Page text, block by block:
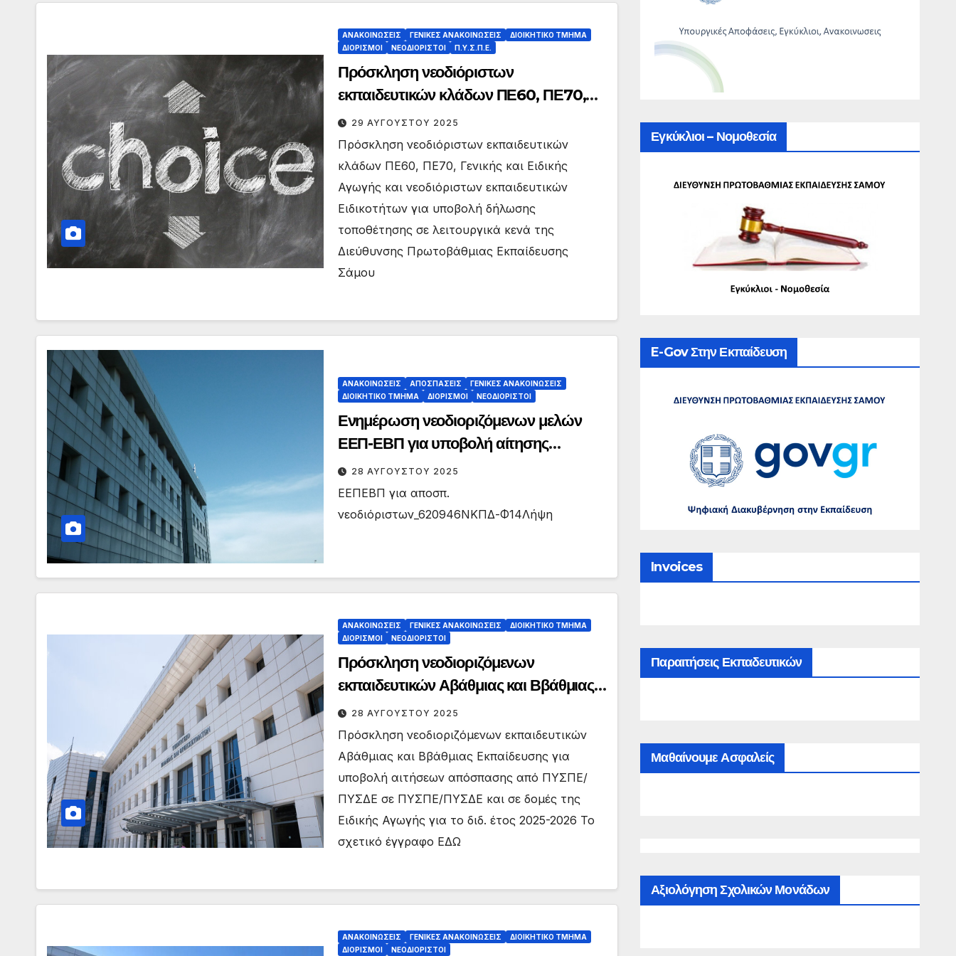
ΑΝΑΚΟΙΝΏΣΕΙΣ ΓΕΝΙΚΈΣ ΑΝΑΚΟΙΝΏΣΕΙΣ
ΔΙΟΙΚΗΤΙΚΌ ΤΜΉΜΑ
ΔΙΟΡΙΣΜΟΊ
ΝΕΟΔΙΌΡΙΣΤΟΙ Π.Υ.Σ.Π.Ε.
Πρόσκληση νεοδιόριστων
εκπαιδευτικών κλάδων ΠΕ60, ΠΕ70,
Γενικής και Ειδικής Αγωγής και
νεοδιόριστων εκπαιδευτικών
Ειδικοτήτων για υποβολή δήλωσης
τοποθέτησης σε λειτουργικά κενά της
Διεύθυνσης Πρωτοβάθμιας
Εκπαίδευσης Σάμου (Ανακοινοποίηση)
29 ΑΥΓΟΎΣΤΟΥ 2025
Πρόσκληση νεοδιόριστων εκπαιδευτικών
κλάδων ΠΕ60, ΠΕ70, Γενικής και Ειδικής
Αγωγής και νεοδιόριστων εκπαιδευτικών
Ειδικοτήτων για υποβολή δήλωσης
τοποθέτησης σε λειτουργικά κενά της
Διεύθυνσης Πρωτοβάθμιας Εκπαίδευσης
Σάμου
ΑΝΑΚΟΙΝΏΣΕΙΣ ΑΠΟΣΠΆΣΕΙΣ
ΓΕΝΙΚΈΣ ΑΝΑΚΟΙΝΏΣΕΙΣ
ΔΙΟΙΚΗΤΙΚΌ ΤΜΉΜΑ
ΔΙΟΡΙΣΜΟΊ ΝΕΟΔΙΌΡΙΣΤΟΙ
Ενημέρωση νεοδιοριζόμενων μελών
ΕΕΠ-ΕΒΠ για υποβολή αίτησης
απόσπασης για το διδακτικό έτος 2025-
2026
28 ΑΥΓΟΎΣΤΟΥ 2025
ΕΕΠΕΒΠ για αποσπ.
νεοδιόριστων_620946ΝΚΠΔ-Φ14Λήψη
ΑΝΑΚΟΙΝΏΣΕΙΣ ΓΕΝΙΚΈΣ ΑΝΑΚΟΙΝΏΣΕΙΣ
ΔΙΟΙΚΗΤΙΚΌ ΤΜΉΜΑ
ΔΙΟΡΙΣΜΟΊ
ΝΕΟΔΙΌΡΙΣΤΟΙ
Πρόσκληση νεοδιοριζόμενων
εκπαιδευτικών Αβάθμιας και Ββάθμιας
Εκπαίδευσης για υποβολή αιτήσεων
απόσπασης από ΠΥΣΠΕ/ΠΥΣΔΕ σε
ΠΥΣΠΕ/ΠΥΣΔΕ και σε δομές της Ειδικής
Αγωγής για το διδ. έτος 2025-2026
28 ΑΥΓΟΎΣΤΟΥ 2025
Πρόσκληση νεοδιοριζόμενων εκπαιδευτικών
Αβάθμιας και Ββάθμιας Εκπαίδευσης για
υποβολή αιτήσεων απόσπασης από ΠΥΣΠΕ/
ΠΥΣΔΕ σε ΠΥΣΠΕ/ΠΥΣΔΕ και σε δομές της
Ειδικής Αγωγής για το διδ. έτος 2025-2026 Το
σχετικό έγγραφο ΕΔΩ
ΑΝΑΚΟΙΝΏΣΕΙΣ ΓΕΝΙΚΈΣ ΑΝΑΚΟΙΝΏΣΕΙΣ
ΔΙΟΙΚΗΤΙΚΌ ΤΜΉΜΑ
ΔΙΟΡΙΣΜΟΊ
ΝΕΟΔΙΌΡΙΣΤΟΙ
Εγκύκλιοι – Νομοθεσία
E-Gov Στην Εκπαίδευση
Invoices
Παραιτήσεις Εκπαδευτικών
Μαθαίνουμε Ασφαλείς
Αξιολόγηση Σχολικών Μονάδων